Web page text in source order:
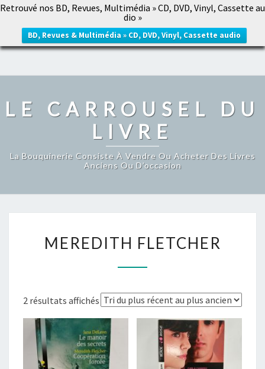
Retrouvé nos BD, Revues, Multimédia » CD, DVD, Vinyl, Cassette au
dio »
BD, Revues & Multimédia » CD, DVD, Vinyl, Cassette audio
LE CARROUSEL DU LIVRE
LE CARROUSEL DU
LIVRE
La Bouquinerie Consiste À Vendre Ou Acheter Des Livres
Anciens Ou D’occasion
FLETCHER
MEREDITH FLETCHER
2 résultats affichés Trié
du
plus
récent
au